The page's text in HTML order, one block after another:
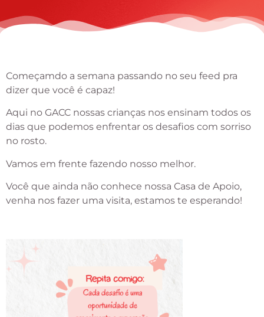
Começamdo a semana passando no seu feed pra
dizer que você é capaz!
Aqui no GACC nossas crianças nos ensinam todos os
dias que podemos enfrentar os desafios com sorriso
no rosto.
Vamos em frente fazendo nosso melhor.
Você que ainda não conhece nossa Casa de Apoio,
venha nos fazer uma visita, estamos te esperando!